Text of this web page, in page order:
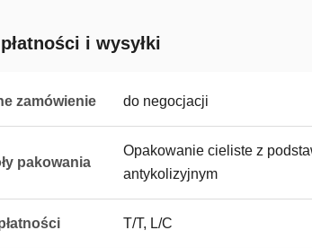
i wysyłki
zamówienie do negocjacji
pakowania
Opakowanie cieliste z
antykolizyjnym
T/T, L/C